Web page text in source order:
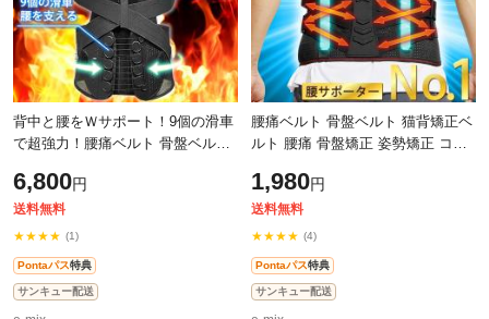
背中と腰をＷサポート！9個の滑車
で超強力！腰痛ベルト 骨盤ベルト
勢矯正 コルセット 男性用 女性用
腰
6,800円
送料無料
★★★★ (1)
Pontaパス特典
サンキュー配送
腰痛ベルト 骨盤ベルト 猫背矯正ベ
ルト 腰痛 骨盤矯正 姿勢矯正 コル
ー 腰用 サポートベルト メンズ レ
1,980円
送料無料
★★★★ (4)
Pontaパス特典
サンキュー配送